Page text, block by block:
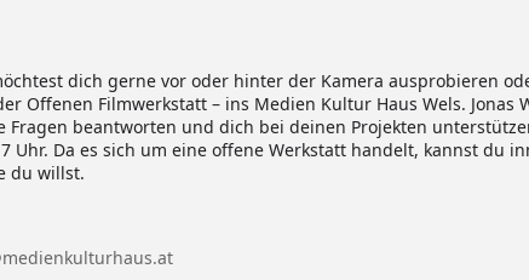
dich gerne vor oder hinter der Kamera ausprobieren
Offenen Filmwerkstatt – ins Medien Kultur Haus Wels.
beantworten und dich bei deinen Projekten
Uhr. Da es sich um eine offene Werkstatt handelt, kannst du
du willst.